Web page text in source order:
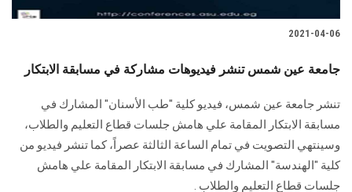
2021-04-06
جامعة عين شمس تنشر فيديوهات مشاركة في مسابقة الابتكار
تنشر جامعة عين شمس، فيديو كلية "طب الأسنان" المشارك في
مسابقة الابتكار المقامة علي هامش جلسات قطاع التعليم والطلاب،
وسينتهي التصويت في تمام الساعة الثالثة عصراً، كما تنشر فيديو من
كلية "الهندسة" المشارك في مسابقة الابتكار المقامة علي هامش
جلسات قطاع التعليم والطلاب .